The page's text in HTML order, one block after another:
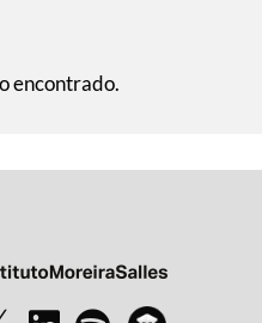
encontrado.